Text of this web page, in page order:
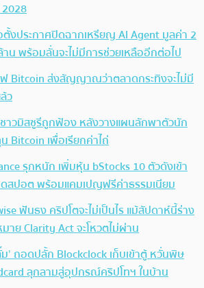
งประกาศปิดฉากเหรียญ AI Agent มูลค่า 2
น พร้อมลั่นจะไม่มีการช่วยเหลืออีกต่อไป
Bitcoin ส่งสัญญาณว่าตลาดกระทิงจะไม่มี
ว
าวมิสซูรีถูกฟ้อง หลังวางแผนลักพาตัวนัก
Bitcoin เพื่อเรียกค่าไถ่
รุกหนัก เพิ่มหุ้น bStocks 10 ตัวดังเข้า
สปอต พร้อมแคมเปญฟรีค่าธรรมเนียม
ฟันธง คริปโตจะไม่เป็นไร แม้สัปดาห์นี้ร่าง
าย Clarity Act จะโหวตไม่ผ่าน
’ ถอดปลั้ก Blockclock เก็บเข้าตู้ หวั่นพิษ
ลุกลามสู่อุปกรณ์คริปโทฯ ในบ้าน